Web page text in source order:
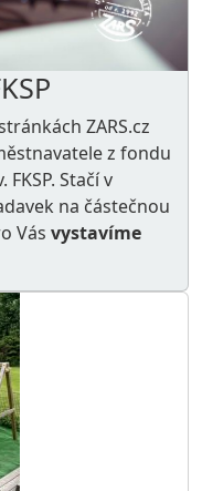
ZARS.cz
z fondu
FKSP. Stačí v
na částečnou
Vás vystavíme